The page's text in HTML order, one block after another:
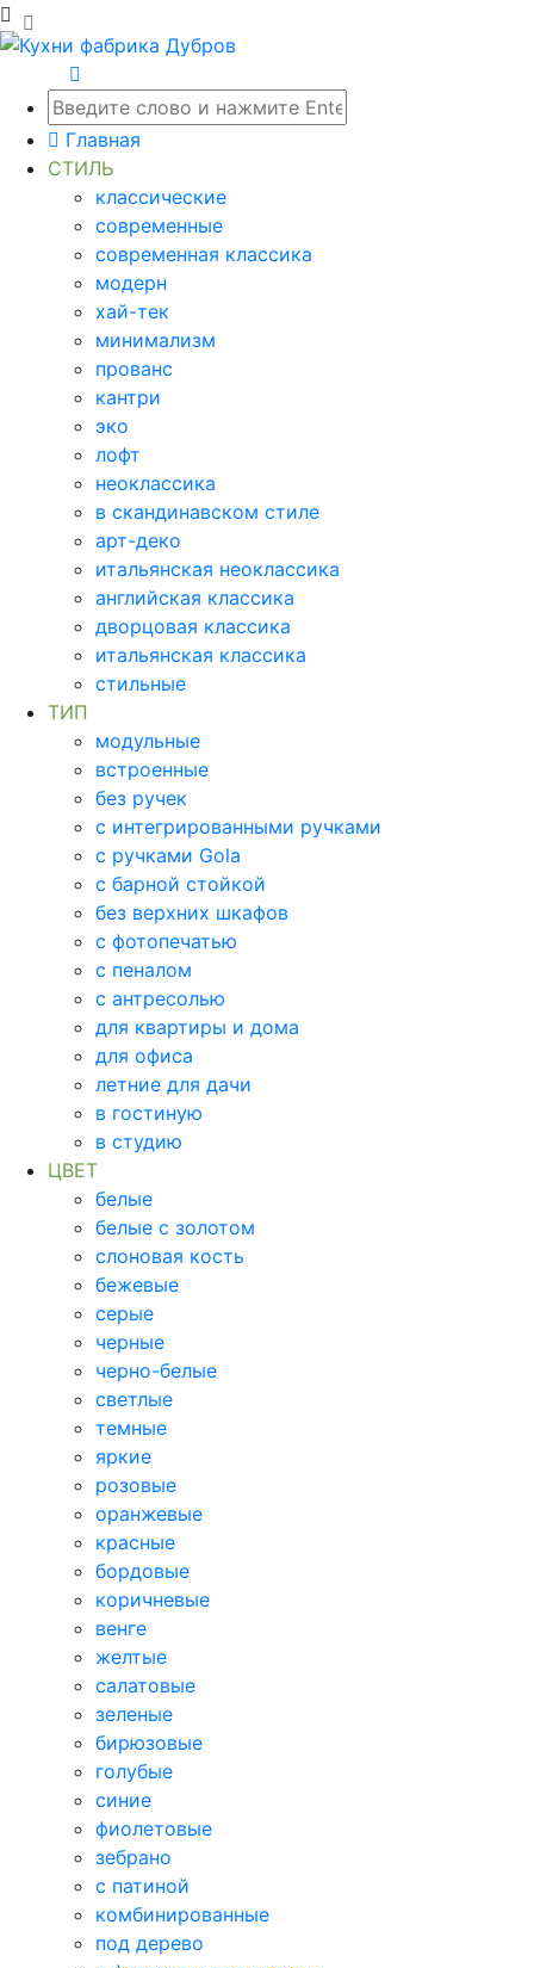
Главная
СТИЛЬ
классические
современные
современная классика
модерн
хай-тек
минимализм
прованс
кантри
эко
лофт
неоклассика
в скандинавском стиле
арт-деко
итальянская неоклассика
английская классика
дворцовая классика
итальянская классика
стильные
ТИП
модульные
встроенные
без ручек
с интегрированными ручками
с ручками Gola
с барной стойкой
без верхних шкафов
с фотопечатью
с пеналом
с антресолью
для квартиры и дома
для офиса
летние для дачи
в гостиную
в студию
ЦВЕТ
белые
белые с золотом
слоновая кость
бежевые
серые
черные
черно-белые
светлые
темные
яркие
розовые
оранжевые
красные
бордовые
коричневые
венге
желтые
салатовые
зеленые
бирюзовые
голубые
синие
фиолетовые
зебрано
с патиной
комбинированные
под дерево